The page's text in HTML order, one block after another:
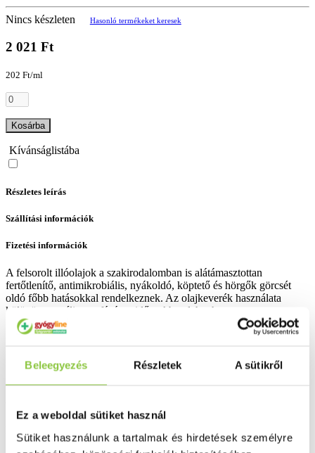
Beleegyezés Részletek A sütikről
Ez a weboldal sütiket használ
Sütiket használunk a tartalmak és hirdetések személyre
Nincs készleten Hasonló termékeket keresek
2 021 Ft
202 Ft/ml
Kosárba
Kívánságlistába
Részletes leírás
Szállítási információk
Fizetési információk
A felsorolt illóolajok a szakirodalomban is alátámasztottan
fertőtlenítő, antimikrobiális, nyákoldó, köptető és hörgők görcsét
oldó főbb hatásokkal rendelkeznek. Az olajkeverék használata
különösen a téli, megfázásos időszakban lehet hasznos.
Bővebben ...
Ingyenes szállítás 18 000 Ft felett
Minőségellenőrzött termékek